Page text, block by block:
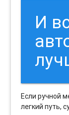
И
Если ручной
легкий путь,